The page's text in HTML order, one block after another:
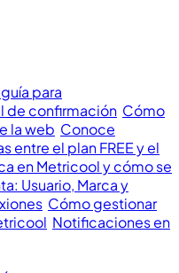
para
de confirmación Cómo
la web Conoce
entre el plan FREE y el
en Metricool y cómo se
Usuario, Marca y
Cómo gestionar
Notificaciones en